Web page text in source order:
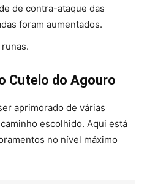
de contra-ataque das
foram aumentados.
Cutelo do Agouro
aprimorado de várias
escolhido. Aqui está
no nível máximo